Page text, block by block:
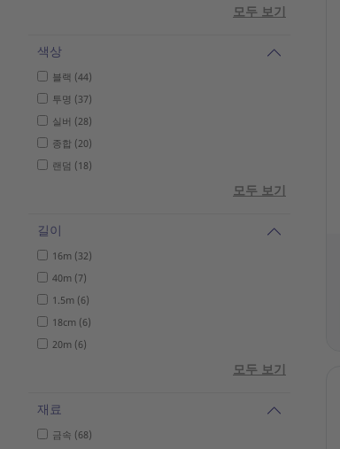
모두 보기
색상
블랙 (44)
투명 (37)
실버 (28)
종합 (20)
랜덤 (18)
모두 보기
길이
16m (32)
40m (7)
1.5m (6)
18cm (6)
20m (6)
모두 보기
재료
금속 (68)